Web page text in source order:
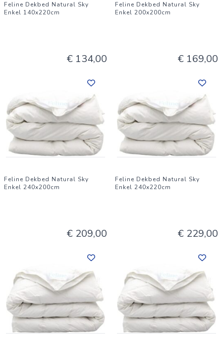
Feline Dekbed Natural Sky
Enkel 140x220cm
€ 134,00
Feline Dekbed Natural Sky
Enkel 200x200cm
€ 169,00
Feline Dekbed Natural Sky
Enkel 240x200cm
€ 209,00
Feline Dekbed Natural Sky
Enkel 240x220cm
€ 229,00